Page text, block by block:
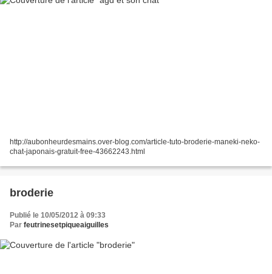
http://aubonheurdesmains.over-blog.com/article-tuto-broderie-maneki-neko-
chat-japonais-gratuit-free-43662243.html
broderie
Publié le 10/05/2012 à 09:33
Par feutrinesetpiqueaiguilles